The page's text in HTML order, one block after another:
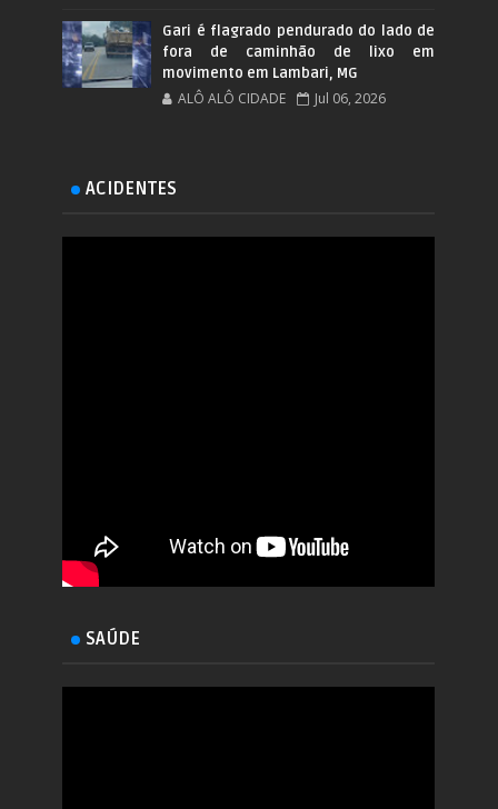
Gari é flagrado pendurado do lado de
fora de caminhão de lixo em
movimento em Lambari, MG
ALÔ ALÔ CIDADE Jul 06, 2026
ACIDENTES
SAÚDE